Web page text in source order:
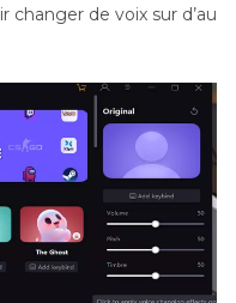
changer de voix sur d’au